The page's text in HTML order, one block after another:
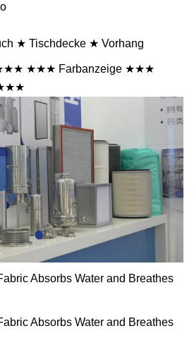
★ Tischdecke ★ Vorhang
★★★ Farbanzeige ★★★